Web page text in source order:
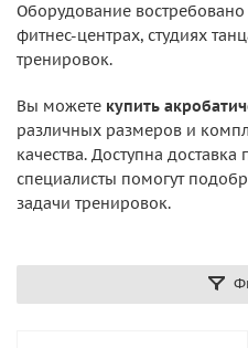
Оборудование
фитнес-центрах, студиях
тренировок.
Вы можете купить
различных размеров и
качества. Доступна
специалисты помогут
задачи тренировок.